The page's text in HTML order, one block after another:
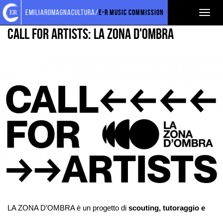
Torna
alla
home
page
Cerca
nel
sito
Salta
ai
contenuti
Salta
al
menu
principale
emiliaromagnacultura/E-R Music Commission
PROGETTI SOSTENUTI CALL & CONTEST
CALL FOR ARTISTS: LA ZONA D'OMBRA
LA ZONA D’OMBRA è un progetto di scouting, tutoraggio e